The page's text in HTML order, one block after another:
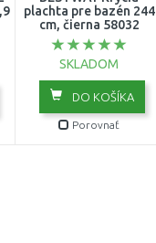
plachta pre bazén 244
cm, čierna 58032
SKLADOM
DO KOŠÍKA
Porovnať